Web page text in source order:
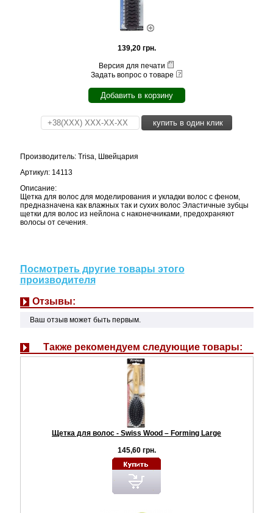
139,20 грн.
Версия для печати
Задать вопрос о товаре
Добавить в корзину
купить в один клик
Производитель: Trisa, Швейцария
Артикул: 14113
Описание:
Щетка для волос для моделирования и укладки волос с феном,
предназначена как влажных так и сухих волос Эластичные зубцы
щетки для волос из нейлона с наконечниками, предохраняют
волосы от сечения.
Посмотреть другие товары этого
производителя
Отзывы:
Ваш отзыв может быть первым.
Также рекомендуем следующие товары:
Щетка для волос - Swiss Wood – Forming Large
145,60 грн.